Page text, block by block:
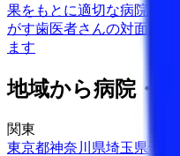
果をもとに適切な病院・
がす歯医者さんの対面診
ます
地域から病院・
関東
東京都神奈川県埼玉県千葉